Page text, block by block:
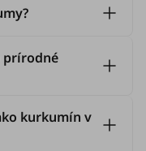
prírodné
kurkumín v